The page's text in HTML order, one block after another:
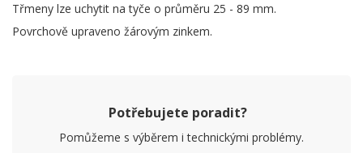
Třmeny lze uchytit na tyče o průměru 25 - 89 mm.
Povrchově upraveno žárovým zinkem.
Potřebujete poradit?
Pomůžeme s výběrem i technickými problémy.